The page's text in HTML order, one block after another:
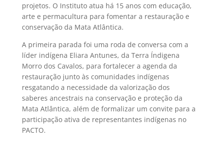
projetos. O Instituto atua há 15 anos com educação,
arte e permacultura para fomentar a restauração e
conservação da Mata Atlântica.
A primeira parada foi uma roda de conversa com a
líder indígena Eliara Antunes, da Terra Índigena
Morro dos Cavalos, para fortalecer a agenda da
restauração junto às comunidades indígenas
resgatando a necessidade da valorização dos
saberes ancestrais na conservação e proteção da
Mata Atlântica, além de formalizar um convite para a
participação ativa de representantes indígenas no
PACTO.